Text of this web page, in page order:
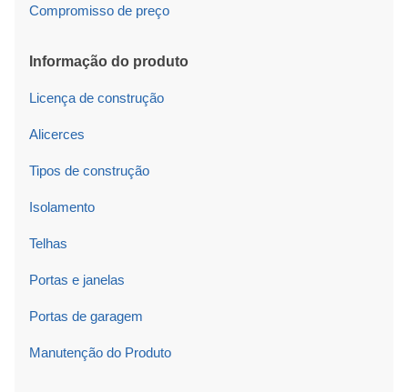
Compromisso de preço
Informação do produto
Licença de construção
Alicerces
Tipos de construção
Isolamento
Telhas
Portas e janelas
Portas de garagem
Manutenção do Produto